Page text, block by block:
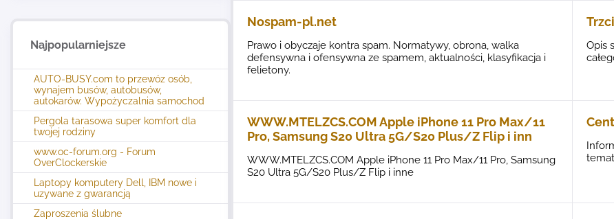
Najpopularniejsze
AUTO-BUSY.com to przewóz osób,
wynajem busów, autobusów,
autokarów. Wypożyczalnia samochod
Pergola tarasowa super komfort dla
twojej rodziny
www.oc-forum.org - Forum
OverClockerskie
Laptopy komputery Dell, IBM nowe i
uzywane z gwarancją
Zaproszenia ślubne
Nospam-pl.net
Prawo i obyczaje kontra spam. Normatywy, obrona, walka
defensywna i ofensywna ze spamem, aktualności, klasyfikacja i
felietony.
Opis
WWW.MTELZCS.COM Apple iPhone 11 Pro Max/11
Pro, Samsung S20 Ultra 5G/S20 Plus/Z Flip i inn
WWW.MTELZCS.COM Apple iPhone 11 Pro Max/11 Pro, Samsung
S20 Ultra 5G/S20 Plus/Z Flip i inne